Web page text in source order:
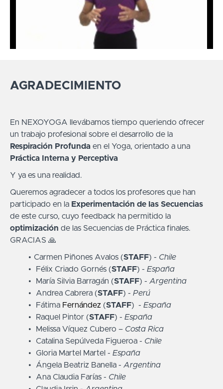
AGRADECIMIENTO
En NEXOYOGA llevábamos tiempo queriendo ofrecer
un trabajo profesional sobre el desarrollo de la
Respiración Profunda en el Yoga, orientado a una
Práctica Interna y Perceptiva
Y ya es una realidad.
Queremos agradecer a todos los profesores que han
participado en la Experimentación de las Secuencias
de este curso, cuyo feedback ha permitido la
optimización de las Secuencias de Práctica finales.
GRACIAS 🙏
Carmen Piñones Avalos (STAFF) - Chile
Félix Criado Gornés (STAFF) - España
María Silvia Barragán (STAFF) - Argentina
Andrea Cabrera (STAFF) - Perú
Fátima Fernández (STAFF) - España
Raquel Pintor (STAFF) - España
Melissa Víquez Cubero – Costa Rica
Catalina Sepúlveda Figueroa - Chile
Gloria Martel Martel - España
Ángela Beatriz Banella - Argentina
Ana Claudia Farías - Chile